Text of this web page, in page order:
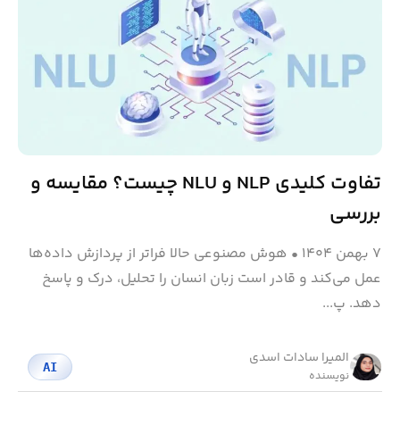
تفاوت کلیدی NLP و NLU چیست؟ مقایسه و
بررسی
۷ بهمن ۱۴۰۴ • هوش مصنوعی حالا فراتر از پردازش داده‌ها
عمل می‌کند و قادر است زبان انسان را تحلیل، درک و پاسخ
دهد. پ...
المیرا سادات اسدی
نویسنده
AI